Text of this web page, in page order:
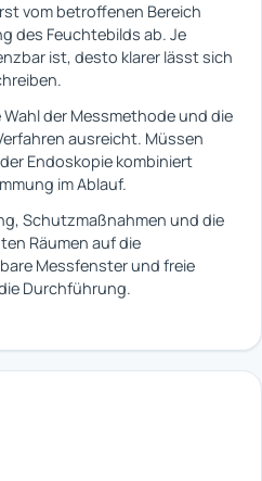
vom betroffenen Bereich
des Feuchtebilds ab. Je
ist, desto klarer lässt sich
der Messmethode und die
ausreicht. Müssen
Endoskopie kombiniert
im Ablauf.
Schutzmaßnahmen und die
Räumen auf die
Messfenster und freie
Durchführung.